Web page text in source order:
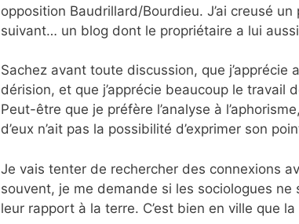
opposition Baudrillard/Bourdieu. J’ai creusé
suivant… un blog dont le propriétaire a lui
Sachez avant toute discussion, que
dérision, et que j’apprécie beaucoup le travail
Peut-être que je préfère l’analyse à
d’eux n’ait pas la possibilité d’exprimer son
Je vais tenter de rechercher des connexions
souvent, je me demande si les sociologues
leur rapport à la terre. C’est bien en ville que la